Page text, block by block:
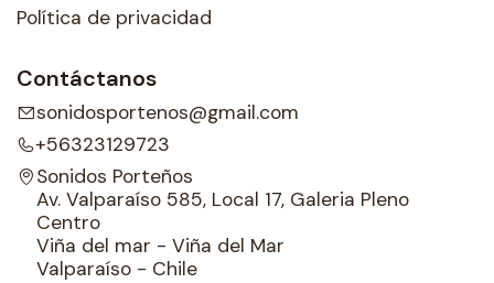
Política de privacidad
Contáctanos
sonidosportenos@gmail.com
+56323129723
Sonidos Porteños
Av. Valparaíso 585, Local 17, Galeria Pleno
Centro
Viña del mar - Viña del Mar
Valparaíso - Chile